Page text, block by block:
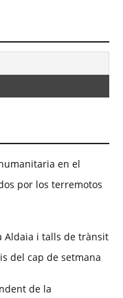
en el
por los terremotos
Aldaia i talls de trànsit
del cap de setmana
de la